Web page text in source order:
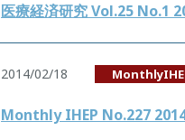
医療経済研究 Vol.25 No.1
2014/02/18
Monthly IHEP No.227